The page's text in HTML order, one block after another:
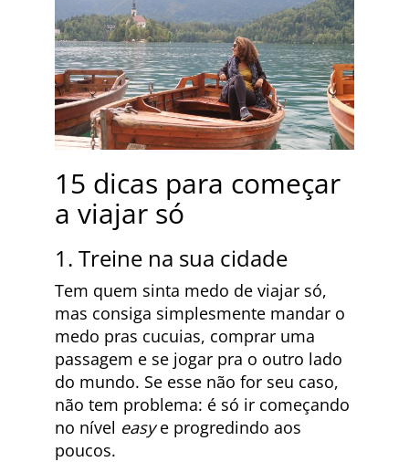
15 dicas para começar
a viajar só
1. Treine na sua cidade
Tem quem sinta medo de viajar só,
mas consiga simplesmente mandar o
medo pras cucuias, comprar uma
passagem e se jogar pra o outro lado
do mundo. Se esse não for seu caso,
não tem problema: é só ir começando
no nível easye progredindo aos
poucos.